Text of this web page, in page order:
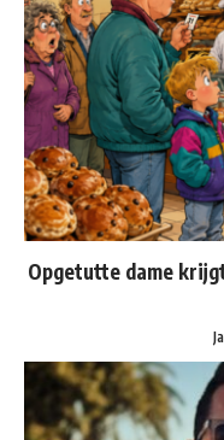
Opgetutte dame